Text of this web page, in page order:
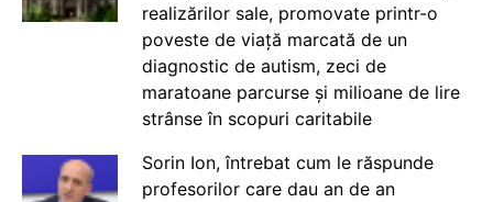
realizărilor sale, promovate printr-o
poveste de viață marcată de un
diagnostic de autism, zeci de
maratoane parcurse și milioane de lire
strânse în scopuri caritabile
Sorin Ion, întrebat cum le răspunde
profesorilor care dau an de an